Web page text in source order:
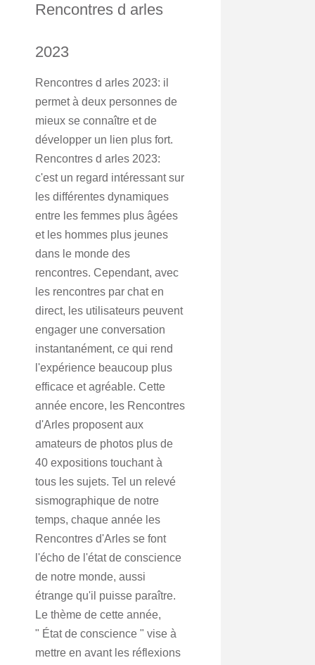
Rencontres d arles
2023
Rencontres d arles 2023: il
permet à deux personnes de
mieux se connaître et de
développer un lien plus fort.
Rencontres d arles 2023:
c'est un regard intéressant sur
les différentes dynamiques
entre les femmes plus âgées
et les hommes plus jeunes
dans le monde des
rencontres. Cependant, avec
les rencontres par chat en
direct, les utilisateurs peuvent
engager une conversation
instantanément, ce qui rend
l'expérience beaucoup plus
efficace et agréable. Cette
année encore, les Rencontres
d'Arles proposent aux
amateurs de photos plus de
40 expositions touchant à
tous les sujets. Tel un relevé
sismographique de notre
temps, chaque année les
Rencontres d'Arles se font
l'écho de l'état de conscience
de notre monde, aussi
étrange qu'il puisse paraître.
Le thème de cette année,
" État de conscience " vise à
mettre en avant les réflexions